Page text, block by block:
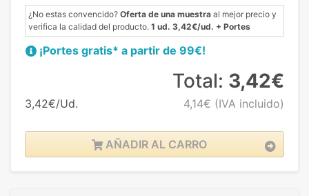
¿No estas convencido? Oferta de una muestra al mejor precio y
verifica la calidad del producto. 1 ud. 3,42€/ud. + Portes
¡Portes gratis* a partir de 99€!
3,42€/Ud.
Total: 3,42€
4,14€ (IVA incluido)
AÑADIR AL CARRO